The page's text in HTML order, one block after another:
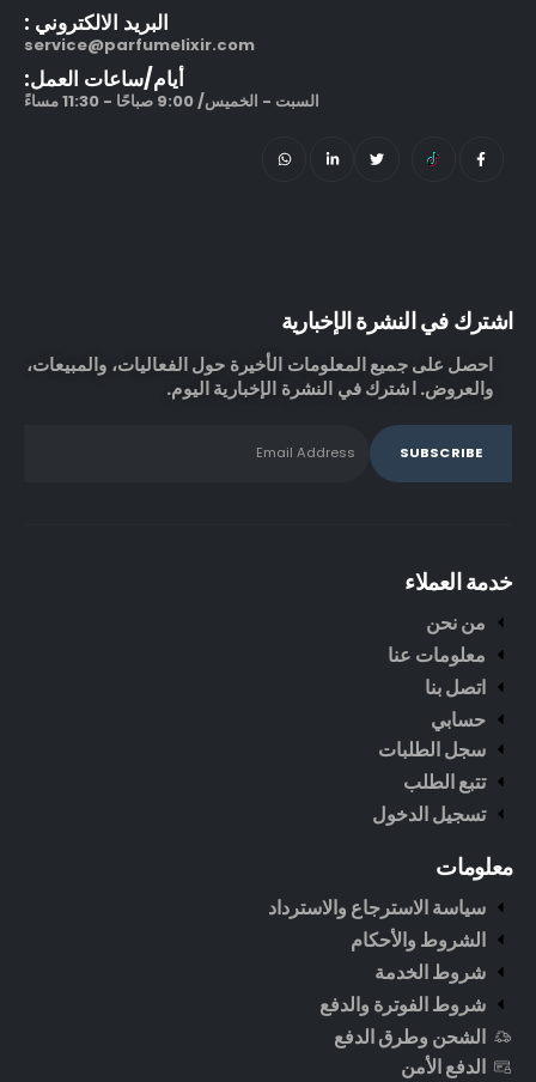
البريد الالكتروني :
service@parfumelixir.com
أيام/ساعات العمل:
السبت - الخميس/ 9:00 صباحًا - 11:30 مساءً
اشترك في النشرة الإخبارية
احصل على جميع المعلومات الأخيرة حول الفعاليات، والمبيعات،
والعروض. اشترك في النشرة الإخبارية اليوم.
خدمة العملاء
من نحن
معلومات عنا
اتصل بنا
حسابي
سجل الطلبات
تتبع الطلب
تسجيل الدخول
معلومات
سياسة الاسترجاع والاسترداد
الشروط والأحكام
شروط الخدمة
شروط الفوترة والدفع
الشحن وطرق الدفع
الدفع الأمن